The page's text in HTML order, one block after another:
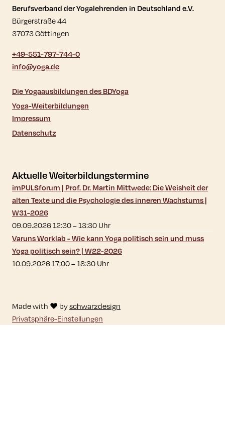
Kontaktdaten und weitere Links
Berufsverband der Yogalehrenden in Deutschland e.V.
Bürgerstraße 44
37073 Göttingen
+49-551-797-744-0
info@yoga.de
Die Yogaausbildungen des BDYoga
Yoga-Weiterbildungen
Impressum
Datenschutz
Aktuelle Weiterbildungstermine
imPULSforum | Prof. Dr. Martin Mittwede: Die Weisheit der
alten Texte und die Psychologie des inneren Wachstums |
W31-2026
09.09.2026 12:30–13:30Uhr
Varuns Worklab - Wie kann Yoga politisch sein und muss
Yoga politisch sein? | W22-2026
10.09.2026 17:00–18:30Uhr
Made with ♥ byschwarzdesign
Privatsphäre-Einstellungen